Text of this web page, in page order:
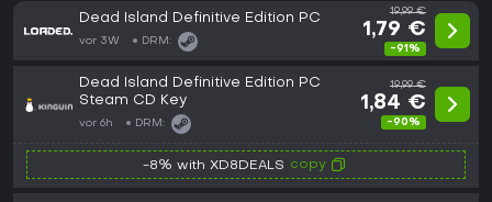
Dead Island Definitive Edition PC
vor 3W DRM:
19,99 €
1,79 €
-91%
Dead Island Definitive Edition PC
Steam CD Key
vor 6h DRM:
19,99 €
1,84 €
-90%
-8% with XD8DEALS copy